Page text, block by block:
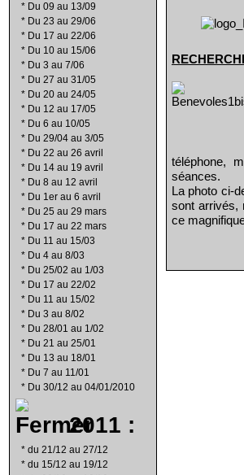
* Du 09 au 13/09
* Du 23 au 29/06
* Du 17 au 22/06
* Du 10 au 15/06
* Du 3 au 7/06
* Du 27 au 31/05
* Du 20 au 24/05
* Du 12 au 17/05
* Du 6 au 10/05
* Du 29/04 au 3/05
* Du 22 au 26 avril
* Du 14 au 19 avril
* Du 8 au 12 avril
* Du 1er au 6 avril
* Du 25 au 29 mars
* Du 17 au 22 mars
* Du 11 au 15/03
* Du 4 au 8/03
* Du 25/02 au 1/03
* Du 17 au 22/02
* Du 11 au 15/02
* Du 3 au 8/02
* Du 28/01 au 1/02
* Du 21 au 25/01
* Du 13 au 18/01
* Du 7 au 11/01
* Du 30/12 au 04/01/2010
2011 :
* du 21/12 au 27/12
* du 15/12 au 19/12
téléphone,
séances.
La photo ci-
sont arrivés,
ce